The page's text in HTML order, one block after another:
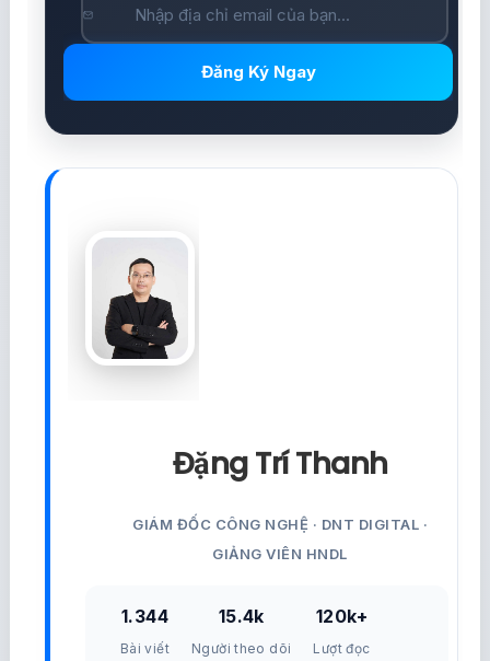
Đăng Ký Ngay
Đặng Trí Thanh
GIÁM ĐỐC CÔNG NGHỆ · DNT DIGITAL ·
GIẢNG VIÊN HNDL
1.344
Bài viết
15.4k
Người theo dõi
120k+
Lượt đọc